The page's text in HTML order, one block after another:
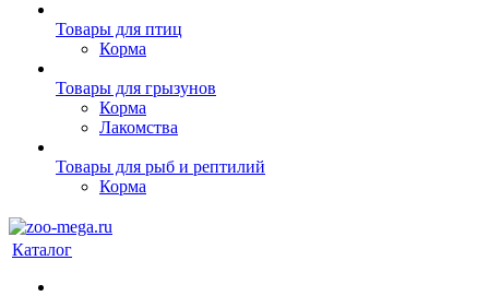
Товары для птиц
Корма
Товары для грызунов
Корма
Лакомства
Товары для рыб и рептилий
Корма
Каталог